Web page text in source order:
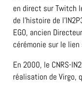
en direct sur Twitch
de l'histoire de
EGO, ancien
cérémonie sur le
En 2000, le CNRS-
réalisation de Virgo,